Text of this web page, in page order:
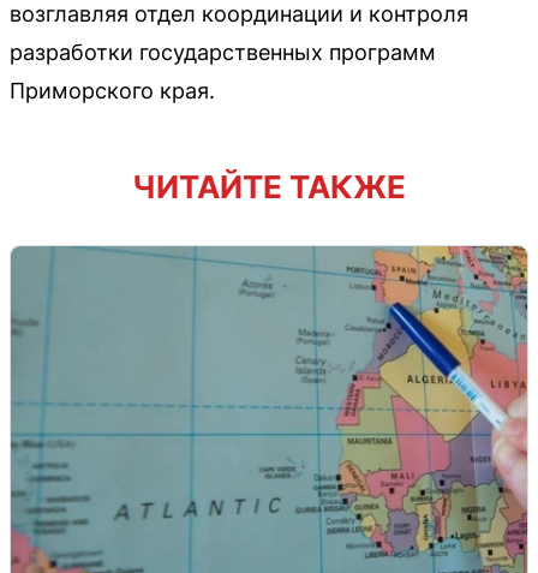
возглавляя отдел координации и контроля
разработки государственных программ
Приморского края.
ЧИТАЙТЕ ТАКЖЕ